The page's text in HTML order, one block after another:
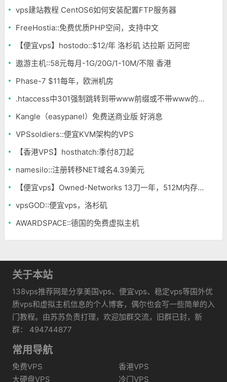
vps建站教程 CentOS6如何安装配置FTP服务器
FreeHostia::免费优质PHP空间，支持中文
【便宜vps】hostodo::$12/年 洛杉矶 达拉斯 迈阿密
遨游主机::58元每月-1G/20G/1-10M/不限 香港
Phase-7 $11每年，欧洲机房
.htaccess中301强制跳转到带www前缀或不带www的域名
Kangle（easypanel）免费送商业版 好消息
VPSsoldiers::便宜KVM架构的VPS
【香港VPS】hosthatch:季付8刀起
namesilo::注册转移NET域名4.39美元
【便宜vps】Owned-Networks 13刀一年，512M内存，硬盘较大
vpsGOD::便宜vps，洛杉矶
AWARDSPACE::德国的免费虚拟主机
关于本站
138vps推荐网是分享美国vps、便宜vps、稳定vps等国外优
质vps和虚拟主机信息的个人博客，偶尔也会写一些简单的入
门教程。由苏苏负责打理，欢迎加群交流，旧群已封，新
群： 494744877
常用导航
免费VPS
香港VPS
大硬盘VPS
冷门VPS